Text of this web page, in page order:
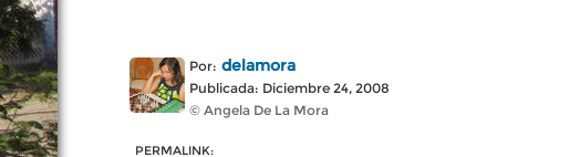
Por: delamora
Publicada: Diciembre 24, 2008
© Angela De La Mora
PERMALINK: